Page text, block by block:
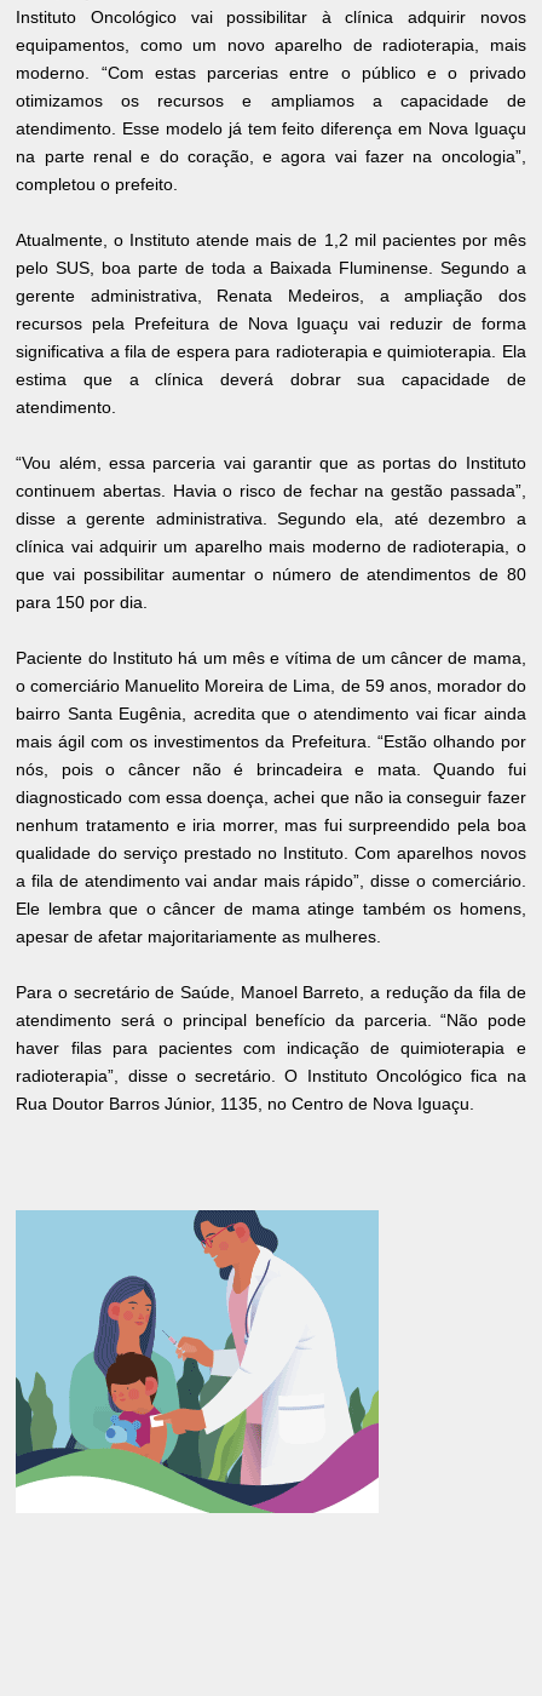
Instituto Oncológico vai possibilitar à clínica adquirir novos
equipamentos, como um novo aparelho de radioterapia, mais
moderno. “Com estas parcerias entre o público e o privado
otimizamos os recursos e ampliamos a capacidade de
atendimento. Esse modelo já tem feito diferença em Nova Iguaçu
na parte renal e do coração, e agora vai fazer na oncologia”,
completou o prefeito.
Atualmente, o Instituto atende mais de 1,2 mil pacientes por mês
pelo SUS, boa parte de toda a Baixada Fluminense. Segundo a
gerente administrativa, Renata Medeiros, a ampliação dos
recursos pela Prefeitura de Nova Iguaçu vai reduzir de forma
significativa a fila de espera para radioterapia e quimioterapia. Ela
estima que a clínica deverá dobrar sua capacidade de
atendimento.
“Vou além, essa parceria vai garantir que as portas do Instituto
continuem abertas. Havia o risco de fechar na gestão passada”,
disse a gerente administrativa. Segundo ela, até dezembro a
clínica vai adquirir um aparelho mais moderno de radioterapia, o
que vai possibilitar aumentar o número de atendimentos de 80
para 150 por dia.
Paciente do Instituto há um mês e vítima de um câncer de mama,
o comerciário Manuelito Moreira de Lima, de 59 anos, morador do
bairro Santa Eugênia, acredita que o atendimento vai ficar ainda
mais ágil com os investimentos da Prefeitura. “Estão olhando por
nós, pois o câncer não é brincadeira e mata. Quando fui
diagnosticado com essa doença, achei que não ia conseguir fazer
nenhum tratamento e iria morrer, mas fui surpreendido pela boa
qualidade do serviço prestado no Instituto. Com aparelhos novos
a fila de atendimento vai andar mais rápido”, disse o comerciário.
Ele lembra que o câncer de mama atinge também os homens,
apesar de afetar majoritariamente as mulheres.
Para o secretário de Saúde, Manoel Barreto, a redução da fila de
atendimento será o principal benefício da parceria. “Não pode
haver filas para pacientes com indicação de quimioterapia e
radioterapia”, disse o secretário. O Instituto Oncológico fica na
Rua Doutor Barros Júnior, 1135, no Centro de Nova Iguaçu.